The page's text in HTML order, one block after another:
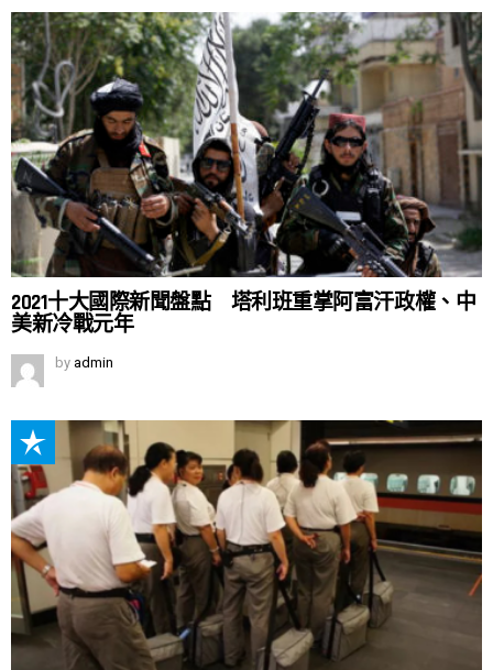
2021十大國際新聞盤點 塔利班重掌阿富汗政權、中
美新冷戰元年
by admin